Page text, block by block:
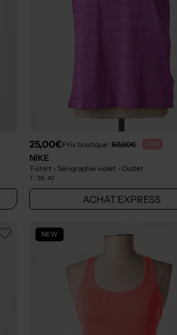
25,00€Prix boutique :50,00€ -50%
NIKE
T-shirt - Sérigraphie violet - Outlet
T :38, 42
ACHAT EXPRESS
NEW